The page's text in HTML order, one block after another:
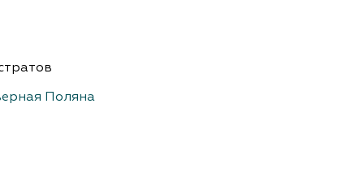
Поляна